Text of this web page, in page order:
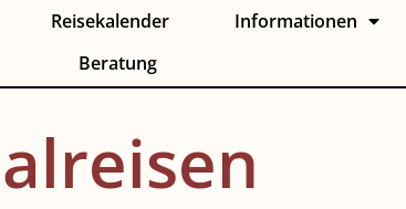
Reisekalender
Informationen
Beratung